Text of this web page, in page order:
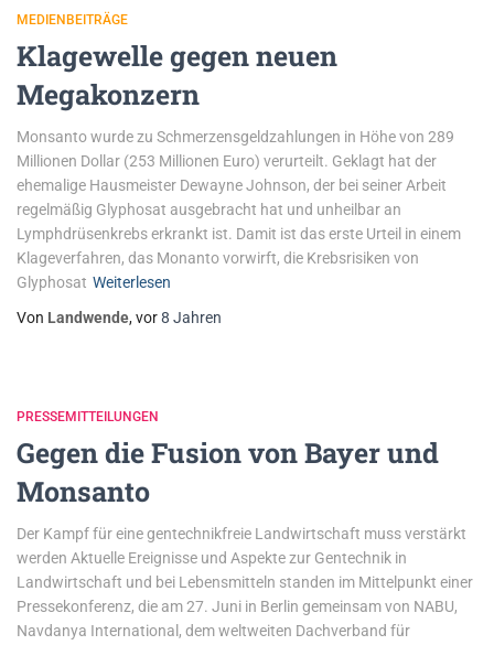
MEDIENBEITRÄGE
Klagewelle gegen neuen
Megakonzern
Monsanto wurde zu Schmerzensgeldzahlungen in Höhe von 289
Millionen Dollar (253 Millionen Euro) verurteilt. Geklagt hat der
ehemalige Hausmeister Dewayne Johnson, der bei seiner Arbeit
regelmäßig Glyphosat ausgebracht hat und unheilbar an
Lymphdrüsenkrebs erkrankt ist. Damit ist das erste Urteil in einem
Klageverfahren, das Monanto vorwirft, die Krebsrisiken von
Glyphosat Weiterlesen
Von Landwende, vor8 Jahren
PRESSEMITTEILUNGEN
Gegen die Fusion von Bayer und
Monsanto
Der Kampf für eine gentechnikfreie Landwirtschaft muss verstärkt
werden Aktuelle Ereignisse und Aspekte zur Gentechnik in
Landwirtschaft und bei Lebensmitteln standen im Mittelpunkt einer
Pressekonferenz, die am 27. Juni in Berlin gemeinsam von NABU,
Navdanya International, dem weltweiten Dachverband für